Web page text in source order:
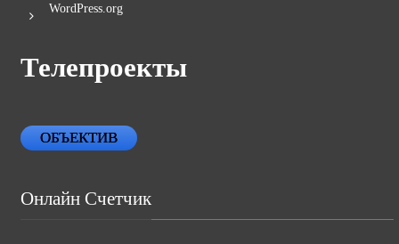
WordPress.org
Телепроекты
ОБЪЕКТИВ
Онлайн Счетчик